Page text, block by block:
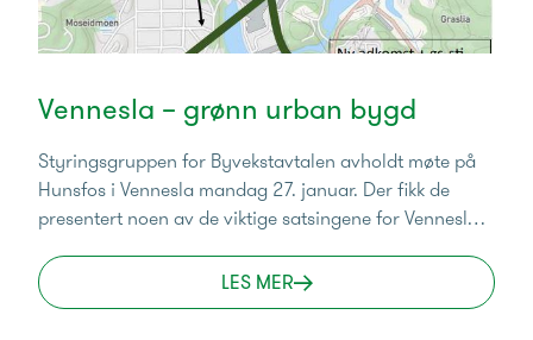
Vennesla – grønn urban bygd
Styringsgruppen for Byvekstavtalen avholdt møte på
Hunsfos i Vennesla mandag 27. januar. Der fikk de
presentert noen av de viktige satsingene for Vennesla
LES MER